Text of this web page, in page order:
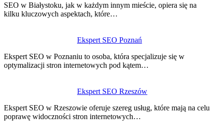
SEO w Białystoku, jak w każdym innym mieście, opiera się na
kilku kluczowych aspektach, które…
Ekspert SEO Poznań
Ekspert SEO w Poznaniu to osoba, która specjalizuje się w
optymalizacji stron internetowych pod kątem…
Ekspert SEO Rzeszów
Ekspert SEO w Rzeszowie oferuje szereg usług, które mają na celu
poprawę widoczności stron internetowych…